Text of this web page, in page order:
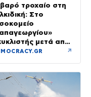
τροχαίο στη
Στο
μετά από
↗